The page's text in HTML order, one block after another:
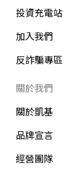
投資充電站
加入我們
反詐騙專區
關於我們
關於凱基
品牌宣言
經營團隊